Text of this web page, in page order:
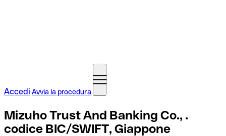
Accedi Avvia la procedura
Mizuho Trust And Banking Co., .
codice BIC/SWIFT, Giappone